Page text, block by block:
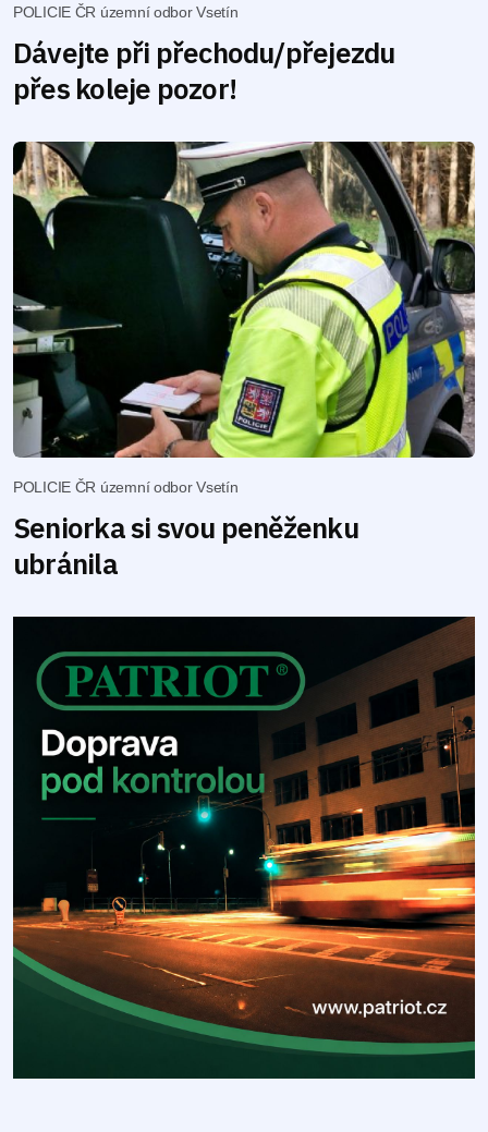
POLICIE ČR územní odbor Vsetín
Dávejte při přechodu/přejezdu
přes koleje pozor!
POLICIE ČR územní odbor Vsetín
Seniorka si svou peněženku
ubránila